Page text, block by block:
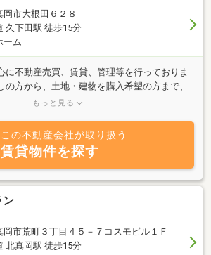
岡市大根田６２８
久下田駅 徒歩15分
ーム
に不動産売買、賃貸、管理等を行っておりま
の方から、土地・建物を購入希望の方まで、
探しをお手伝いさせていただきます。『借り
。豊富な経験と実績あるスタッフが、お客様
やすく丁寧にお答えいたします。皆様のお越
おります。
もっと見る
この不動産会社が取り扱う
賃貸物件を探す
ン
岡市荒町３丁目４５－７コスモビル１Ｆ
北真岡駅 徒歩15分